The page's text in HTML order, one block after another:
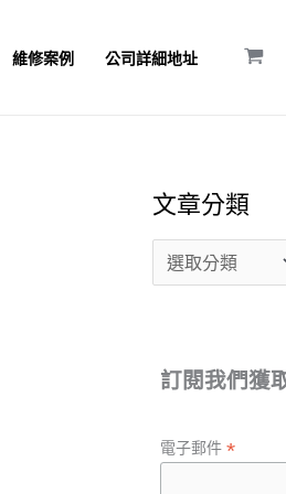
維修案例 公司詳細地址
文章分類
章
訂閱我們獲
電子郵件*